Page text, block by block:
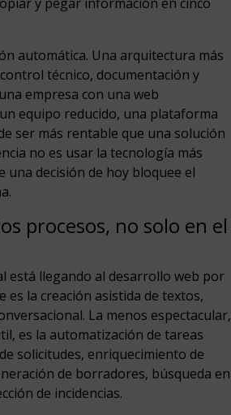
automática. Una arquitectura más
técnico, documentación y
empresa con una web
equipo reducido, una plataforma
ser más rentable que una solución
no es usar la tecnología más
una decisión de hoy bloquee el
procesos, no solo en el
está llegando al desarrollo web por
es la creación asistida de textos,
La menos espectacular,
es la automatización de tareas
solicitudes, enriquecimiento de
de borradores, búsqueda en
de incidencias.